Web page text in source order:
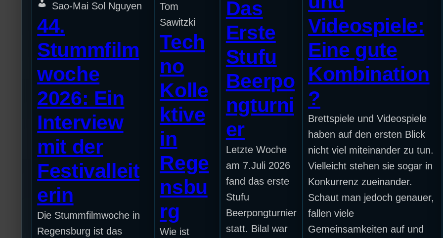
Sao-Mai Sol Nguyen
44.
Stummfilm
woche
2026: Ein
Interview
mit der
Festivalleit
erin
Die Stummfilmwoche in
Regensburg ist das
Tom
Sawitzki
Tech
no
Kolle
ktive
in
Rege
nsbu
rg
Wie ist
Das
Erste
Stufu
Beerpo
ngturni
er
Letzte Woche
am 7.Juli 2026
fand das erste
Stufu
Beerpongturnier
statt. Bilal war
Videospiele:
Eine gute
Kombination
?
Brettspiele und Videospiele
haben auf den ersten Blick
nicht viel miteinander zu tun.
Vielleicht stehen sie sogar in
Konkurrenz zueinander.
Schaut man jedoch genauer,
fallen viele
Gemeinsamkeiten auf und